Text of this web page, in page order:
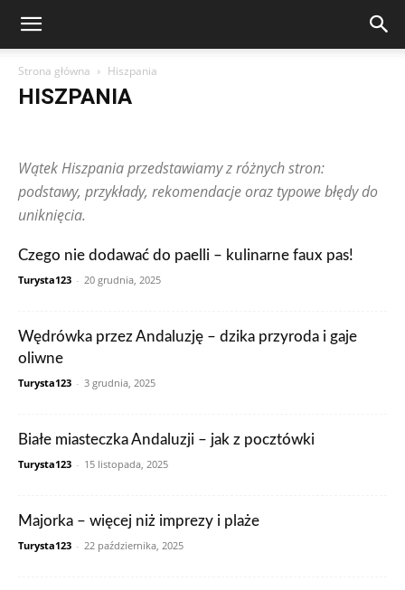
Strona główna Hiszpania
HISZPANIA
Francja
Grecja Gwatemala Hiszpania Holandia
Hongkong
Indie
Indonezja Irlandia Japonia Kanada
Kolumbia
Korea Południowa
Makau
Niemcy
Norwegia
Szwajcaria
Szwecja Tajlandia Teksty czytelników
Tunezja
Turcja
Ukraina Węgry
Wątek Hiszpania przedstawiamy z różnych stron:
podstawy, przykłady, rekomendacje oraz typowe błędy do
uniknięcia.
Czego nie dodawać do paelli – kulinarne faux pas!
Turysta123 - 20 grudnia, 2025
Wędrówka przez Andaluzję – dzika przyroda i gaje
oliwne
Turysta123 - 3 grudnia, 2025
Białe miasteczka Andaluzji – jak z pocztówki
Turysta123 - 15 listopada, 2025
Majorka – więcej niż imprezy i plaże
Turysta123 - 22 października, 2025